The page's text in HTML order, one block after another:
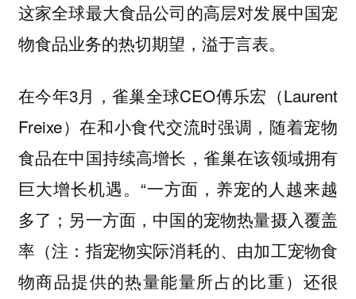
这家全球最大食品公司的高层对发展中国宠
物食品业务的热切期望，溢于言表。
在今年3月，雀巢全球CEO傅乐宏（Laurent
Freixe）在和小食代交流时强调， 随着宠物
食品在中国持续高增长，雀巢在该领域拥有
巨大增长机遇。 “一方面，养宠的人越来越
多了；另一方面，中国的宠物热量摄入覆盖
率（注：指宠物实际消耗的、由加工宠物食
物商品提供的热量能量所占的比重）还很